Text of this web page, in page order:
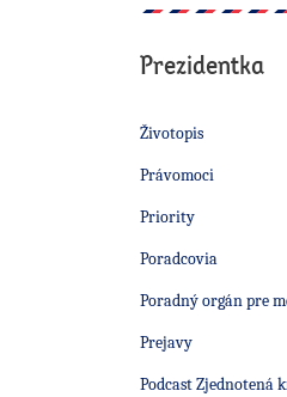
Prezidentka
Životopis
Právomoci
Priority
Poradcovia
Poradný orgán pre
Prejavy
Podcast Zjednotená